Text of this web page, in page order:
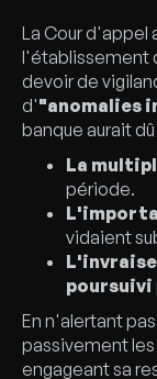
La Cour d'appel
l'établissement
devoir de
d'"anomalies
banque aurait
La
période.
vidaient
poursuivi
En n'alertant
passivement
engageant sa